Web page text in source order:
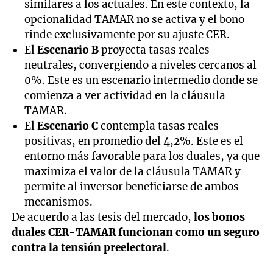
similares a los actuales. En este contexto, la
opcionalidad TAMAR no se activa y el bono
rinde exclusivamente por su ajuste CER.
ElEscenario Bproyecta tasas reales
neutrales, convergiendo a niveles cercanos al
0%. Este es un escenario intermedio donde se
comienza a ver actividad en la cláusula
TAMAR.
ElEscenario Ccontempla tasas reales
positivas, en promedio del 4,2%. Este es el
entorno más favorable para los duales, ya que
maximiza el valor de la cláusula TAMAR y
permite al inversor beneficiarse de ambos
mecanismos.
De acuerdo a las tesis del mercado,los bonos
duales CER-TAMAR funcionan como un seguro
contra la tensión preelectoral.